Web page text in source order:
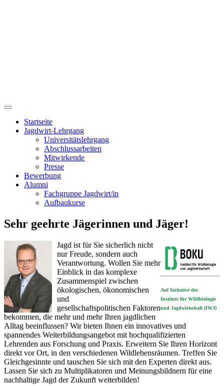
Startseite
Jagdwirt-Lehrgang
Universitätslehrgang
Abschlussarbeiten
Mitwirkende
Presse
Bewerbung
Alumni
Fachgruppe Jagdwirt/in
Aufbaukurse
Sehr geehrte Jägerinnen und Jäger!
Auf Initiative des
Instituts für Wildbiologie
und Jagdwirtschaft (IWJ)
Jagd ist für Sie sicherlich nicht
nur Freude, sondern auch
Verantwortung. Wollen Sie mehr
Einblick in das komplexe
Zusammenspiel zwischen
ökologischen, ökonomischen
und
gesellschaftspolitischen Faktoren
bekommen, die mehr und mehr Ihren jagdlichen
Alltag beeinflussen? Wir bieten Ihnen ein innovatives und
spannendes Weiterbildungsangebot mit hochqualifizierten
Lehrenden aus Forschung und Praxis. Erweitern Sie Ihren Horizont
direkt vor Ort, in den verschiedenen Wildlebensräumen. Treffen Sie
Gleichgesinnte und tauschen Sie sich mit den Experten direkt aus.
Lassen Sie sich zu Multiplikatoren und Meinungsbildnern für eine
nachhaltige Jagd der Zukunft weiterbilden!